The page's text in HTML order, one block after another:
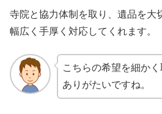
寺院と協力体制を取り、遺品を大
幅広く手厚く対応してくれます。
こちらの希望を細か
ありがたいですね。